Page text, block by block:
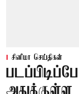
சினிமா செய்திகள்